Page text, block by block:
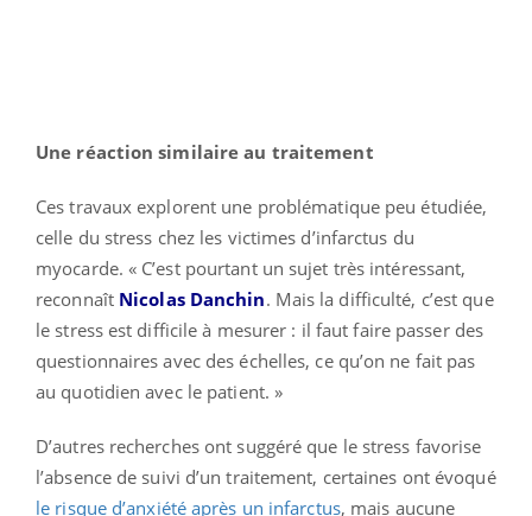
Une réaction similaire au traitement
Ces travaux explorent une problématique peu étudiée,
celle du stress chez les victimes d’infarctus du
myocarde. « C’est pourtant un sujet très intéressant,
reconnaît Nicolas Danchin. Mais la difficulté, c’est que
le stress est difficile à mesurer : il faut faire passer des
questionnaires avec des échelles, ce qu’on ne fait pas
au quotidien avec le patient. »
D’autres recherches ont suggéré que le stress favorise
l’absence de suivi d’un traitement, certaines ont évoqué
le risque d’anxiété après un infarctus, mais aucune